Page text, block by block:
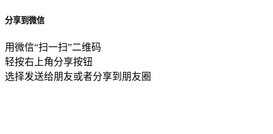
分享到微信
用微信“扫一扫”二维码
轻按右上角分享按钮
选择发送给朋友或者分享到朋友圈